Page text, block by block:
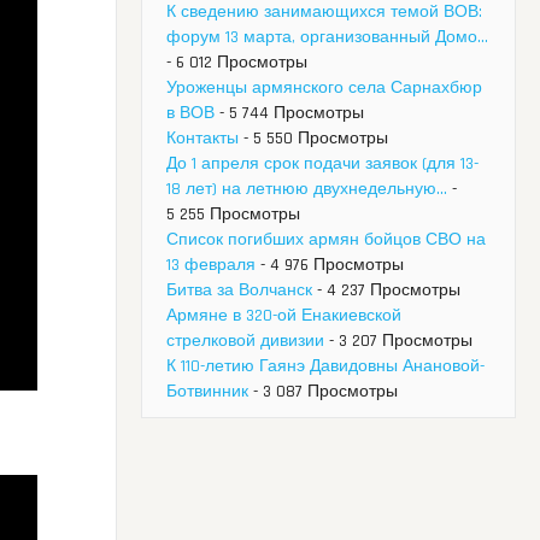
К сведению занимающихся темой ВОВ:
форум 13 марта, организованный Домо...
- 6 012 Просмотры
Уроженцы армянского села Сарнахбюр
в ВОВ - 5 744 Просмотры
Контакты - 5 550 Просмотры
До 1 апреля срок подачи заявок (для 13-
18 лет) на летнюю двухнедельную... -
5 255 Просмотры
Список погибших армян бойцов СВО на
13 февраля - 4 976 Просмотры
Битва за Волчанск - 4 237 Просмотры
Армяне в 320-ой Енакиевской
стрелковой дивизии - 3 207 Просмотры
К 110-летию Гаянэ Давидовны Анановой-
Ботвинник - 3 087 Просмотры